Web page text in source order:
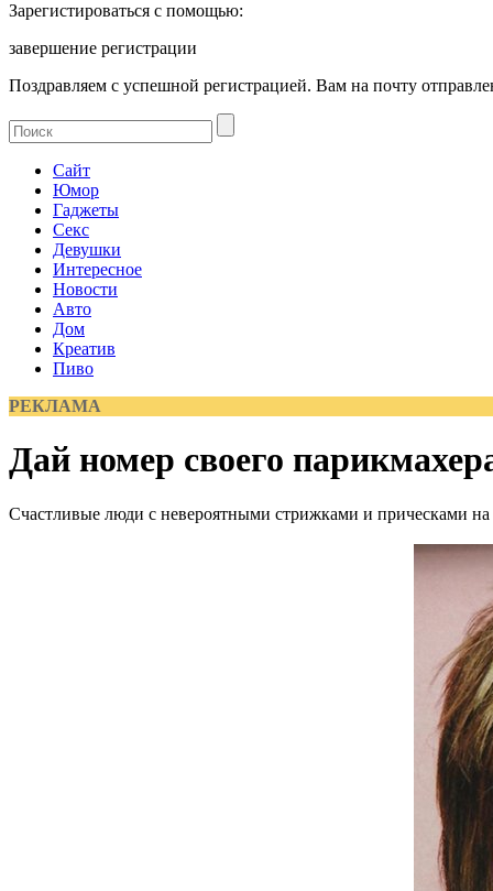
Зарегистироваться с помощью:
завершение регистрации
Поздравляем с успешной регистрацией. Вам на почту
Сайт
Юмор
Гаджеты
Секс
Девушки
Интересное
Новости
Авто
Дом
Креатив
Пиво
РЕКЛАМА
Дай номер своего
Счастливые люди с невероятными стрижками и прическами на